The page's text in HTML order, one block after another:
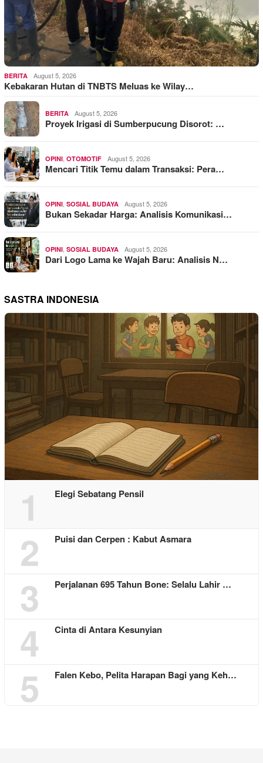
BERITA August 5, 2026
Kebakaran Hutan di TNBTS Meluas ke Wilay…
BERITA August 5, 2026
Proyek Irigasi di Sumberpucung Disorot: …
OPINI, OTOMOTIF August 5, 2026
Mencari Titik Temu dalam Transaksi: Pera…
OPINI, SOSIAL BUDAYA August 5, 2026
Bukan Sekadar Harga: Analisis Komunikasi…
OPINI, SOSIAL BUDAYA August 5, 2026
Dari Logo Lama ke Wajah Baru: Analisis N…
SASTRA INDONESIA
1 Elegi Sebatang Pensil
2 Puisi dan Cerpen : Kabut Asmara
3 Perjalanan 695 Tahun Bone: Selalu Lahir …
4 Cinta di Antara Kesunyian
5 Falen Kebo, Pelita Harapan Bagi yang Keh…